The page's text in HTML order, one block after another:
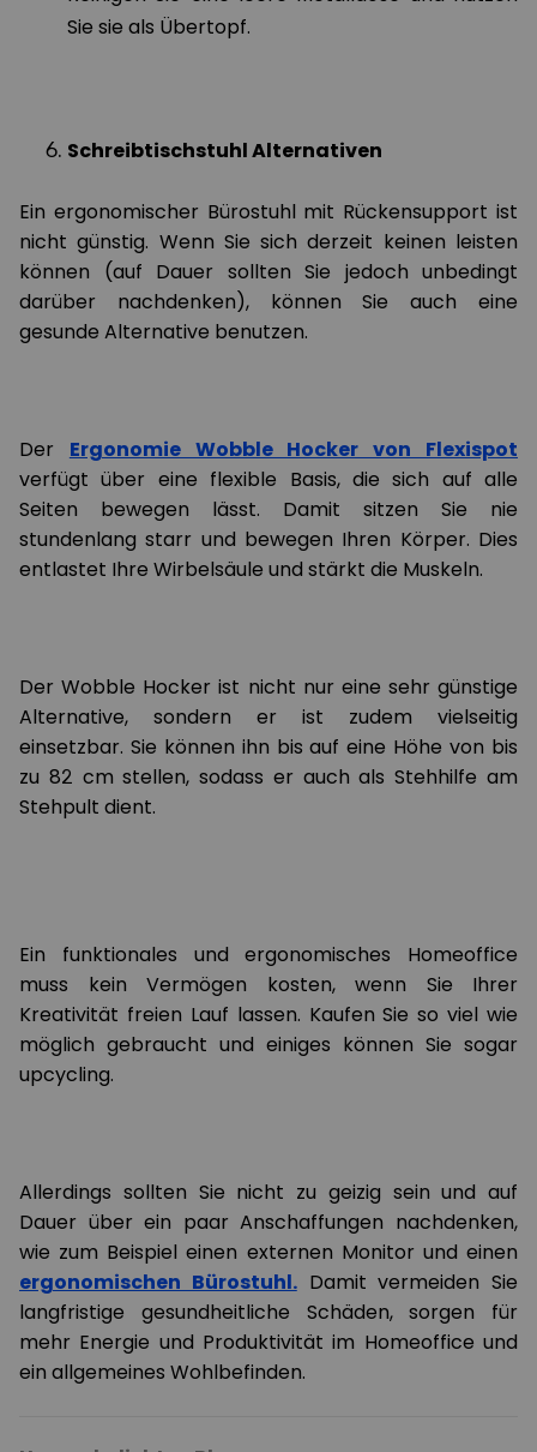
Sie sie als Übertopf.
Schreibtischstuhl Alternativen
Ein ergonomischer Bürostuhl mit Rückensupport ist
nicht günstig. Wenn Sie sich derzeit keinen leisten
können (auf Dauer sollten Sie jedoch unbedingt
darüber nachdenken), können Sie auch eine
gesunde Alternative benutzen.
Der Ergonomie Wobble Hocker von Flexispot
verfügt über eine flexible Basis, die sich auf alle
Seiten bewegen lässt. Damit sitzen Sie nie
stundenlang starr und bewegen Ihren Körper. Dies
entlastet Ihre Wirbelsäule und stärkt die Muskeln.
Der Wobble Hocker ist nicht nur eine sehr günstige
Alternative, sondern er ist zudem vielseitig
einsetzbar. Sie können ihn bis auf eine Höhe von bis
zu 82 cm stellen, sodass er auch als Stehhilfe am
Stehpult dient.
Ein funktionales und ergonomisches Homeoffice
muss kein Vermögen kosten, wenn Sie Ihrer
Kreativität freien Lauf lassen. Kaufen Sie so viel wie
möglich gebraucht und einiges können Sie sogar
upcycling.
Allerdings sollten Sie nicht zu geizig sein und auf
Dauer über ein paar Anschaffungen nachdenken,
wie zum Beispiel einen externen Monitor und einen
ergonomischen Bürostuhl.Damit vermeiden Sie
langfristige gesundheitliche Schäden, sorgen für
mehr Energie und Produktivität im Homeoffice und
ein allgemeines Wohlbefinden.